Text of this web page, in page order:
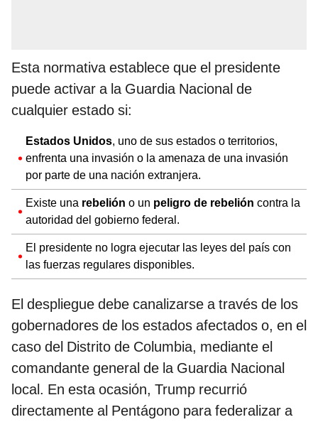
Esta normativa establece que el presidente
puede activar a la Guardia Nacional de
cualquier estado si:
Estados Unidos, uno de sus estados o territorios,
enfrenta una invasión o la amenaza de una invasión
por parte de una nación extranjera.
Existe una rebelión o un peligro de rebelión contra la
autoridad del gobierno federal.
El presidente no logra ejecutar las leyes del país con
las fuerzas regulares disponibles.
El despliegue debe canalizarse a través de los
gobernadores de los estados afectados o, en el
caso del Distrito de Columbia, mediante el
comandante general de la Guardia Nacional
local. En esta ocasión, Trump recurrió
directamente al Pentágono para federalizar a